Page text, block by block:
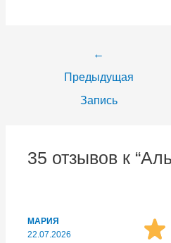
←
Предыдущая
Запись
35 отзывов к
МАРИЯ
22.07.2026